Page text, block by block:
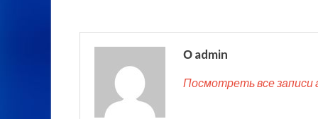
О admin
Посмотреть все записи